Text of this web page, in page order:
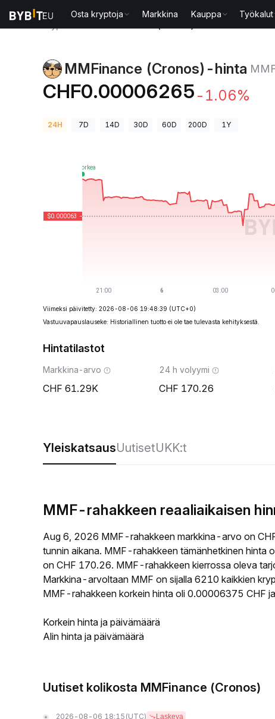
Osta kryptoja Markkina Kauppa Työkalut
MMFinance (Cronos)-hinta
CHF0.00006265 -1.06%
24H 7D 14D 30D 60D 200D 1Y
Viimeksi päivitetty: 2026-08-06 19:48:39 (UTC+0)
Vastuuvapauslauseke: Historiallinen tuotto ei ole tae tulevasta kehityksestä.
Hintatilastot
Markkina-arvo
61.29K
24 h volyymi
170.26
YleiskatsausUutisetUKK:t
MMF-rahakkeen reaaliaikaisen
Aug 6, 2026 MMF-rahakkeen markkina-arvo on
tunnin aikana. MMF-rahakkeen tämänhetkinen
on CHF 170.26. MMF-rahakkeen kierrossa oleva
Markkina-arvoltaan MMF on sijalla 6210 kaikkien
MMF-rahakkeen korkein hinta oli 0.00006375 CHF
Korkein hinta ja päivämäärä
Alin hinta ja päivämäärä
Uutiset kolikosta MMFinance (Cronos)
2026-08-06 18:15 (UTC) Laskeva